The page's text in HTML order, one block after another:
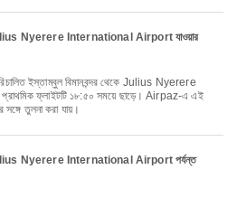
Julius Nyerere International Airport যাওয়ার
ফ্লাইটটি ১৮:৫০ সময়ে ছাড়ে। Airpaz-এ এই
তুলনা করা যায়।
Julius Nyerere International Airport পর্যন্ত